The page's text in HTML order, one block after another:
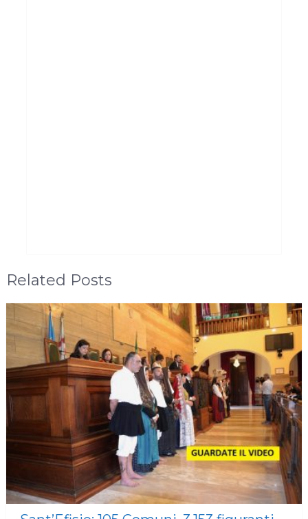
Related Posts